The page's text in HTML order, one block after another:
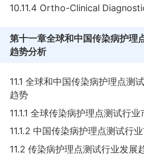
10.11.4 Ortho-Clinical
第十一章全球和中国传染病护理
趋势分析
11.1 全球和中国传染病护理点测
趋势
11.1.1 全球传染病护理点测试行
11.1.2 中国传染病护理点测试行
11.2 传染病护理点测试行业发展